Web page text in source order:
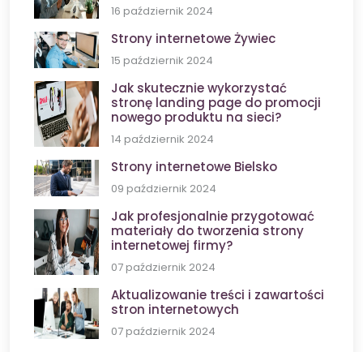
16 październik 2024
Strony internetowe Żywiec
15 październik 2024
Jak skutecznie wykorzystać
stronę landing page do promocji
nowego produktu na sieci?
14 październik 2024
Strony internetowe Bielsko
09 październik 2024
Jak profesjonalnie przygotować
materiały do tworzenia strony
internetowej firmy?
07 październik 2024
Aktualizowanie treści i zawartości
stron internetowych
07 październik 2024